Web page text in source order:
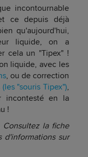
incontournable
ce depuis déjà
qu'aujourd'hui,
liquide, on a
cela un "Tipex" !
liquide, avec les
, ou de correction
"souris Tipex"),
incontesté en la
!
la fiche
d'informations sur